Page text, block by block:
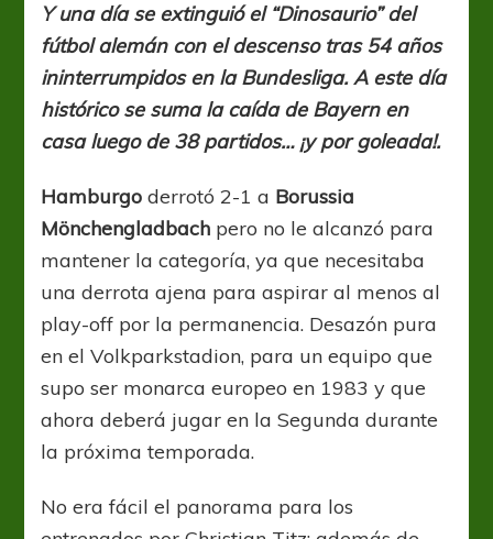
Hamburgo
Y una día se extinguió el “Dinosaurio” del
fútbol alemán con el descenso tras 54 años
ininterrumpidos en la Bundesliga. A este día
histórico se suma la caída de Bayern en
casa luego de 38 partidos… ¡y por goleada!.
Hamburgo derrotó 2-1 a Borussia
Mönchengladbach pero no le alcanzó para
mantener la categoría, ya que necesitaba
una derrota ajena para aspirar al menos al
play-off por la permanencia. Desazón pura
en el Volkparkstadion, para un equipo que
supo ser monarca europeo en 1983 y que
ahora deberá jugar en la Segunda durante
la próxima temporada.
No era fácil el panorama para los